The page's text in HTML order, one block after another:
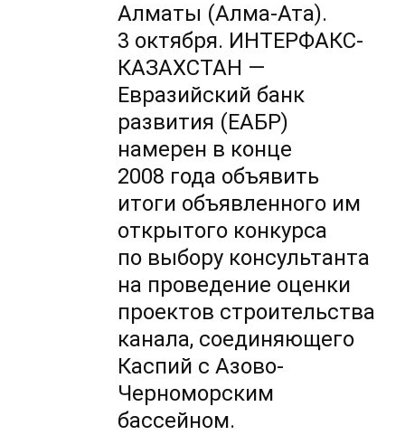
Алматы (Алма-Ата).
3 октября. ИНТЕРФАКС-
КАЗАХСТАН —
Евразийский банк
развития (ЕАБР)
намерен в конце
2008 года объявить
итоги объявленного им
открытого конкурса
по выбору консультанта
на проведение оценки
проектов строительства
канала, соединяющего
Каспий с Азово-
Черноморским
бассейном.